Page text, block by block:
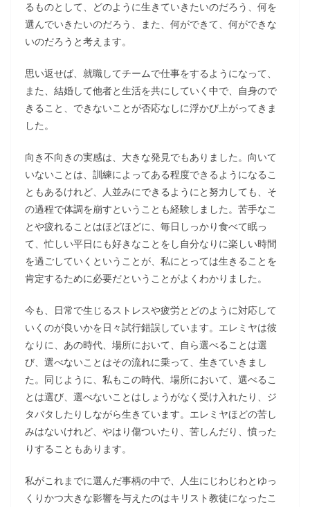
るものとして、どのように生きていきたいのだろう、何を
選んでいきたいのだろう、また、何ができて、何ができな
いのだろうと考えます。
思い返せば、就職してチームで仕事をするようになって、
また、結婚して他者と生活を共にしていく中で、自身ので
きること、できないことが否応なしに浮かび上がってきま
した。
向き不向きの実感は、大きな発見でもありました。向いて
いないことは、訓練によってある程度できるようになるこ
ともあるけれど、人並みにできるようにと努力しても、そ
の過程で体調を崩すということも経験しました。苦手なこ
とや疲れることはほどほどに、毎日しっかり食べて眠っ
て、忙しい平日にも好きなことをし自分なりに楽しい時間
を過ごしていくということが、私にとっては生きることを
肯定するために必要だということがよくわかりました。
今も、日常で生じるストレスや疲労とどのように対応して
いくのが良いかを日々試行錯誤しています。エレミヤは彼
なりに、あの時代、場所において、自ら選べることは選
び、選べないことはその流れに乗って、生きていきまし
た。同じように、私もこの時代、場所において、選べるこ
とは選び、選べないことはしょうがなく受け入れたり、ジ
タバタしたりしながら生きています。エレミヤほどの苦し
みはないけれど、やはり傷ついたり、苦しんだり、憤った
りすることもあります。
私がこれまでに選んだ事柄の中で、人生にじわじわとゆっ
くりかつ大きな影響を与えたのはキリスト教徒になったこ